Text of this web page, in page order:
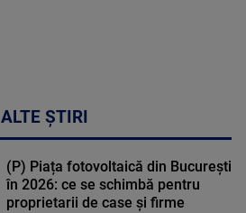
ALTE ȘTIRI
(P) Piața fotovoltaică din București
în 2026: ce se schimbă pentru
proprietarii de case și firme